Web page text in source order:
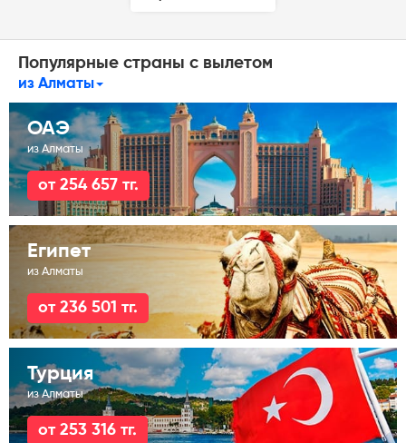
Популярные страны с вылетом
из Алматы
ОАЭ
из Алматы
от 254 657 тг.
Египет
из Алматы
от 236 501 тг.
Турция
из Алматы
от 253 316 тг.